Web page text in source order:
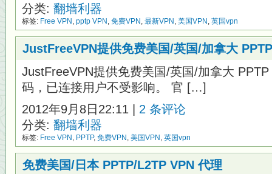
分类: 翻墙利器
标签: Free VPN , pptp VPN , 免费VPN , 最新VPN , 美国VPN , 英国vpn
JustFreeVPN提供免费美国/英国/加拿大
JustFreeVPN提供免费美国/英国/加拿大
码，已连接用户不受影响。 官 […]
2012年9月8日22:11 | 2 条评论
分类: 翻墙利器
标签: Free VPN , PPTP, 免费VPN , 美国VPN , 英国vpn
免费美国/日本 PPTP/L2TP VPN 代理